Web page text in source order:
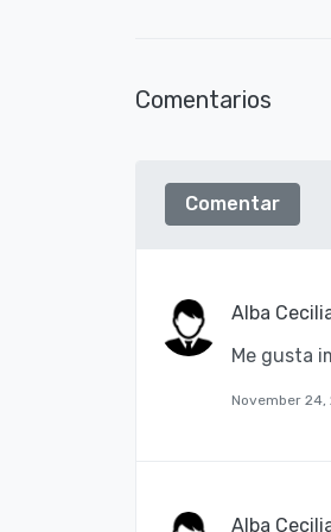
Comentarios
Comentar
Alba
Me gusta
November 24,
Alba